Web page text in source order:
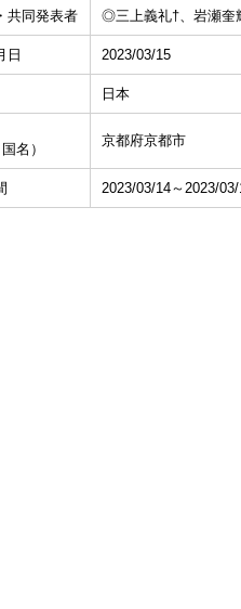
共同発表者 ◎三上義礼†、岩瀬奎
日 2023/03/15
日本
名）
京都府京都市
2023/03/14～2023/